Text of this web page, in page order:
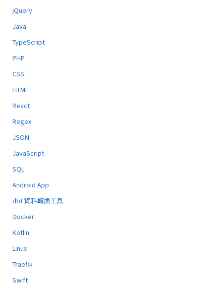
jQuery
Java
TypeScript
PHP
CSS
HTML
React
Regex
JSON
JavaScript
SQL
Android App
dbt 資料轉換工具
Docker
Kotlin
Linux
Traefik
Swift